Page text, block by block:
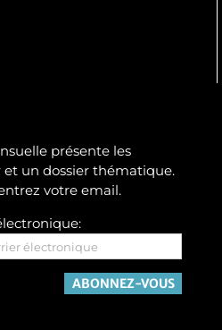
présente les
un dossier thématique.
votre email.